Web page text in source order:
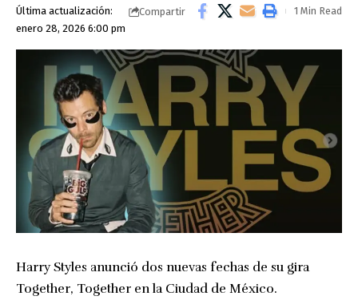
Última actualización:
enero 28, 2026 6:00 pm
Compartir
1 Min Read
Harry Styles anunció dos nuevas fechas de su gira
Together, Together en la Ciudad de México.